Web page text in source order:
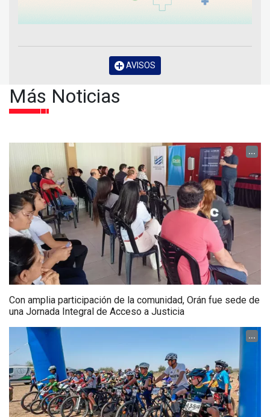
AVISOS
Más Noticias
...
Con amplia participación de la comunidad, Orán fue sede de
una Jornada Integral de Acceso a Justicia
...